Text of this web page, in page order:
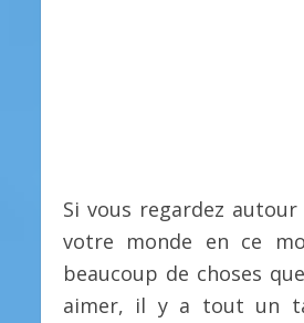
Si vous regardez autour
votre monde en ce
beaucoup de choses
aimer, il y a tout un